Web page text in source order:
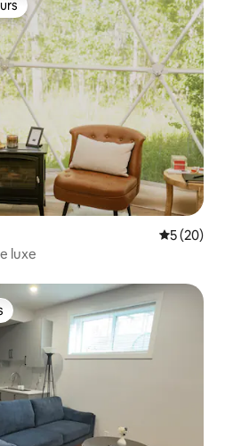
parmi les plus aimés
Note
5 (20)
luxe